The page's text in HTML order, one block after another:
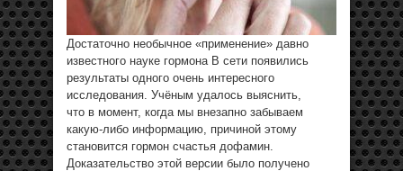
Достаточно необычное «применение» давно
известного науке гормона В сети появились
результаты одного очень интересного
исследования. Учёным удалось выяснить,
что в момент, когда мы внезапно забываем
какую-либо информацию, причиной этому
становится гормон счастья дофамин.
Доказательство этой версии было получено